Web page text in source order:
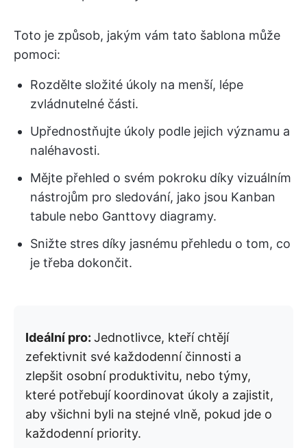
Toto je způsob, jakým vám tato šablona může
pomoci:
Rozdělte složité úkoly na menší, lépe
zvládnutelné části.
Upřednostňujte úkoly podle jejich významu a
naléhavosti.
Mějte přehled o svém pokroku díky vizuálním
nástrojům pro sledování, jako jsou Kanban
tabule nebo Ganttovy diagramy.
Snižte stres díky jasnému přehledu o tom, co
je třeba dokončit.
Ideální pro: Jednotlivce, kteří chtějí
zefektivnit své každodenní činnosti a
zlepšit osobní produktivitu, nebo týmy,
které potřebují koordinovat úkoly a zajistit,
aby všichni byli na stejné vlně, pokud jde o
každodenní priority.